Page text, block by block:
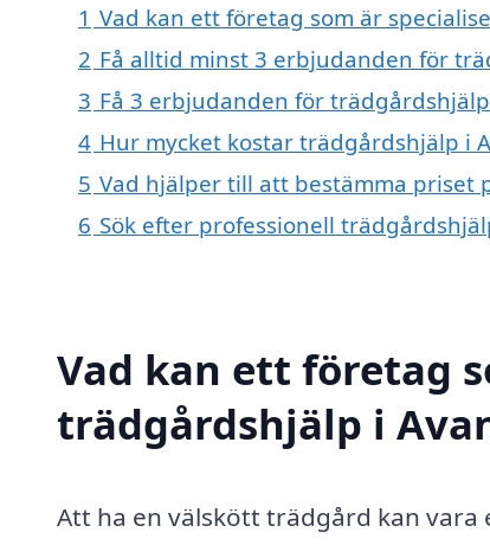
1 Vad kan ett företag som är
2 Få alltid minst 3 erbjudanden för
3 Få 3 erbjudanden för
4 Hur mycket kostar trädgårdshjälp i
5 Vad hjälper till att bestämma priset
6 Sök efter professionell
Vad kan ett företag
trädgårdshjälp i
Att ha en välskött trädgård kan